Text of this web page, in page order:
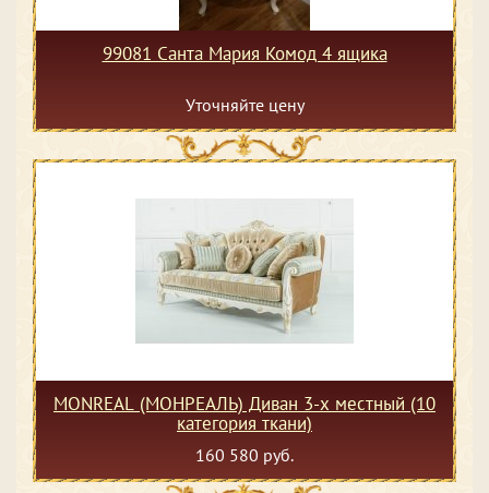
99081 Санта Мария Комод 4 ящика
Уточняйте цену
MONREAL (МОНРЕАЛЬ) Диван 3-х местный (10
категория ткани)
160 580 руб.